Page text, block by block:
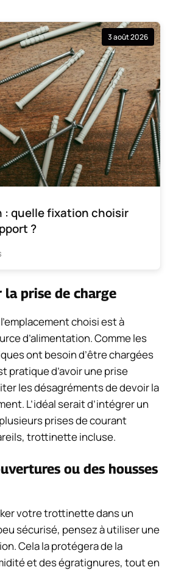
3 août 2026
: quelle fixation choisir
?
la prise de charge
choisi est à
d’alimentation. Comme les
ont besoin d’être chargées
pratique d’avoir une prise
les désagréments de devoir la
L’idéal serait d’intégrer un
prises de courant
trottinette incluse.
ou des housses
votre trottinette dans un
sécurisé, pensez à utiliser une
Cela la protégera de la
et des égratignures, tout en